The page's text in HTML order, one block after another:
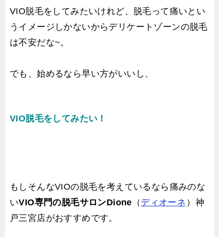
VIO脱毛をしてみたいけれど、脱毛って痛いとい
うイメージしかないからデリケートゾーンの脱毛
は不安だな~。
でも、始めるなら早い方がいいし、
VIO脱毛をしてみたい！
もしそんなVIOの脱毛を考えているなら痛みのな
いVIO専門の脱毛サロンDione （ ディオーネ ）神
戸三宮店がおすすめです。